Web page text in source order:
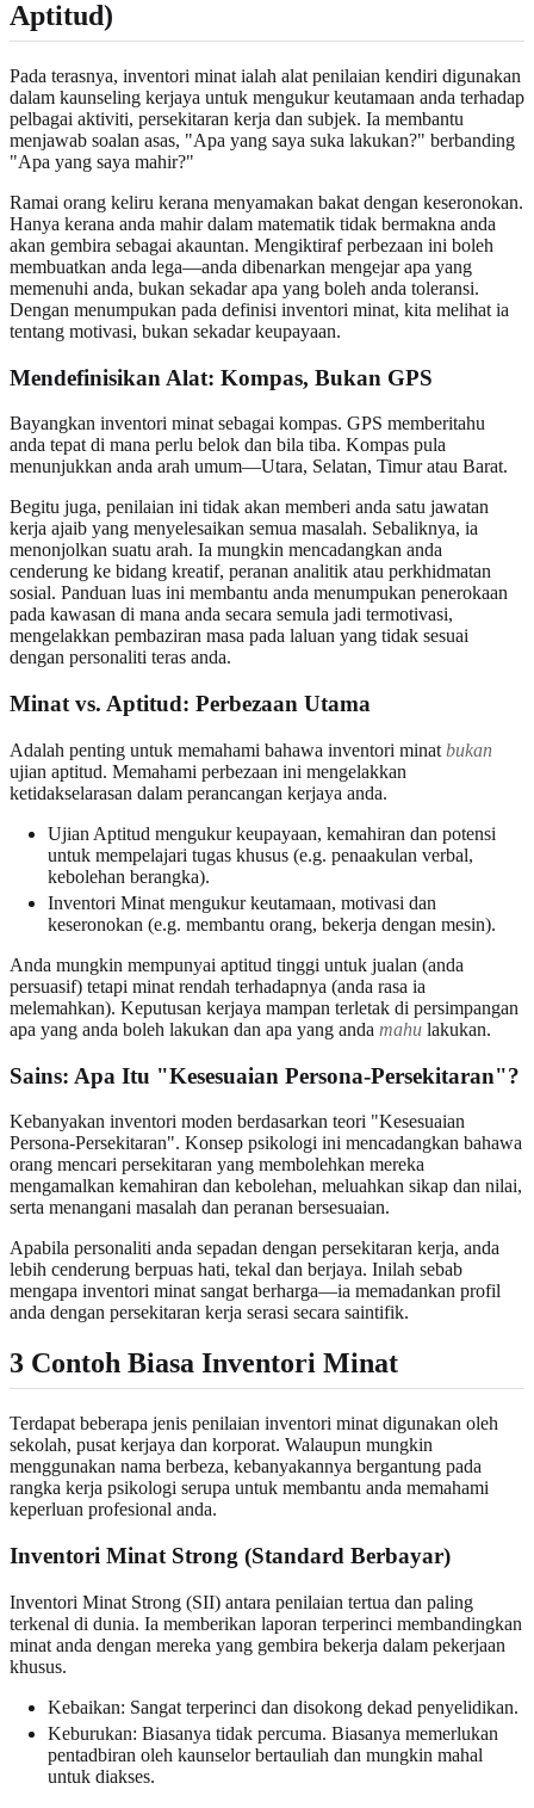
Aptitud)
Pada terasnya, inventori minat ialah alat penilaian kendiri digunakan
dalam kaunseling kerjaya untuk mengukur keutamaan anda terhadap
pelbagai aktiviti, persekitaran kerja dan subjek. Ia membantu
menjawab soalan asas, "Apa yang saya suka lakukan?" berbanding
"Apa yang saya mahir?"
Ramai orang keliru kerana menyamakan bakat dengan keseronokan.
Hanya kerana anda mahir dalam matematik tidak bermakna anda
akan gembira sebagai akauntan. Mengiktiraf perbezaan ini boleh
membuatkan anda lega—anda dibenarkan mengejar apa yang
memenuhi anda, bukan sekadar apa yang boleh anda toleransi.
Dengan menumpukan pada definisi inventori minat, kita melihat ia
tentang motivasi, bukan sekadar keupayaan.
Mendefinisikan Alat: Kompas, Bukan GPS
Bayangkan inventori minat sebagai kompas. GPS memberitahu
anda tepat di mana perlu belok dan bila tiba. Kompas pula
menunjukkan anda arah umum—Utara, Selatan, Timur atau Barat.
Begitu juga, penilaian ini tidak akan memberi anda satu jawatan
kerja ajaib yang menyelesaikan semua masalah. Sebaliknya, ia
menonjolkan suatu arah. Ia mungkin mencadangkan anda
cenderung ke bidang kreatif, peranan analitik atau perkhidmatan
sosial. Panduan luas ini membantu anda menumpukan penerokaan
pada kawasan di mana anda secara semula jadi termotivasi,
mengelakkan pembaziran masa pada laluan yang tidak sesuai
dengan personaliti teras anda.
Minat vs. Aptitud: Perbezaan Utama
Adalah penting untuk memahami bahawa inventori minat bukan
ujian aptitud. Memahami perbezaan ini mengelakkan
ketidakselarasan dalam perancangan kerjaya anda.
Ujian Aptitud mengukur keupayaan, kemahiran dan potensi
untuk mempelajari tugas khusus (e.g. penaakulan verbal,
kebolehan berangka).
Inventori Minat mengukur keutamaan, motivasi dan
keseronokan (e.g. membantu orang, bekerja dengan mesin).
Anda mungkin mempunyai aptitud tinggi untuk jualan (anda
persuasif) tetapi minat rendah terhadapnya (anda rasa ia
melemahkan). Keputusan kerjaya mampan terletak di persimpangan
apa yang anda boleh lakukan dan apa yang anda mahu lakukan.
Sains: Apa Itu "Kesesuaian Persona-Persekitaran"?
Kebanyakan inventori moden berdasarkan teori "Kesesuaian
Persona-Persekitaran". Konsep psikologi ini mencadangkan bahawa
orang mencari persekitaran yang membolehkan mereka
mengamalkan kemahiran dan kebolehan, meluahkan sikap dan nilai,
serta menangani masalah dan peranan bersesuaian.
Apabila personaliti anda sepadan dengan persekitaran kerja, anda
lebih cenderung berpuas hati, tekal dan berjaya. Inilah sebab
mengapa inventori minat sangat berharga—ia memadankan profil
anda dengan persekitaran kerja serasi secara saintifik.
3 Contoh Biasa Inventori Minat
Terdapat beberapa jenis penilaian inventori minat digunakan oleh
sekolah, pusat kerjaya dan korporat. Walaupun mungkin
menggunakan nama berbeza, kebanyakannya bergantung pada
rangka kerja psikologi serupa untuk membantu anda memahami
keperluan profesional anda.
Inventori Minat Strong (Standard Berbayar)
Inventori Minat Strong (SII) antara penilaian tertua dan paling
terkenal di dunia. Ia memberikan laporan terperinci membandingkan
minat anda dengan mereka yang gembira bekerja dalam pekerjaan
khusus.
Kebaikan: Sangat terperinci dan disokong dekad penyelidikan.
Keburukan: Biasanya tidak percuma. Biasanya memerlukan
pentadbiran oleh kaunselor bertauliah dan mungkin mahal
untuk diakses.